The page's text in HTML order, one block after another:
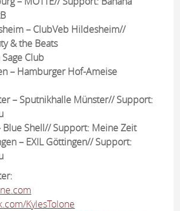
– ClubVeb Hildesheim//
& the Beats
Club
– Hamburger Hof-Ameise
– Sputnikhalle Münster// Support:
Blue Shell// Support: Meine Zeit
– EXIL Göttingen// Support:
KylesTolone